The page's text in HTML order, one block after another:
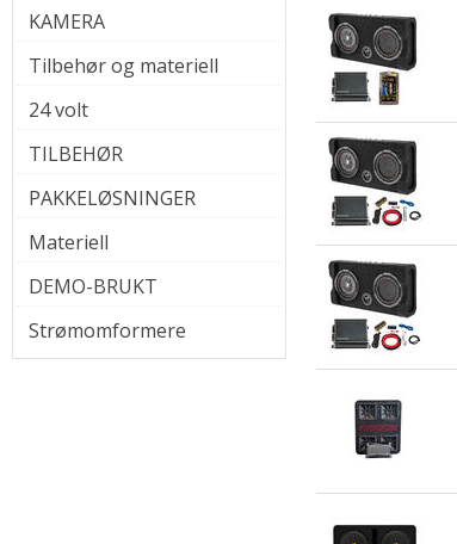
KAMERA
Tilbehør og materiell
24 volt
TILBEHØR
PAKKELØSNINGER
Materiell
DEMO-BRUKT
Strømomformere